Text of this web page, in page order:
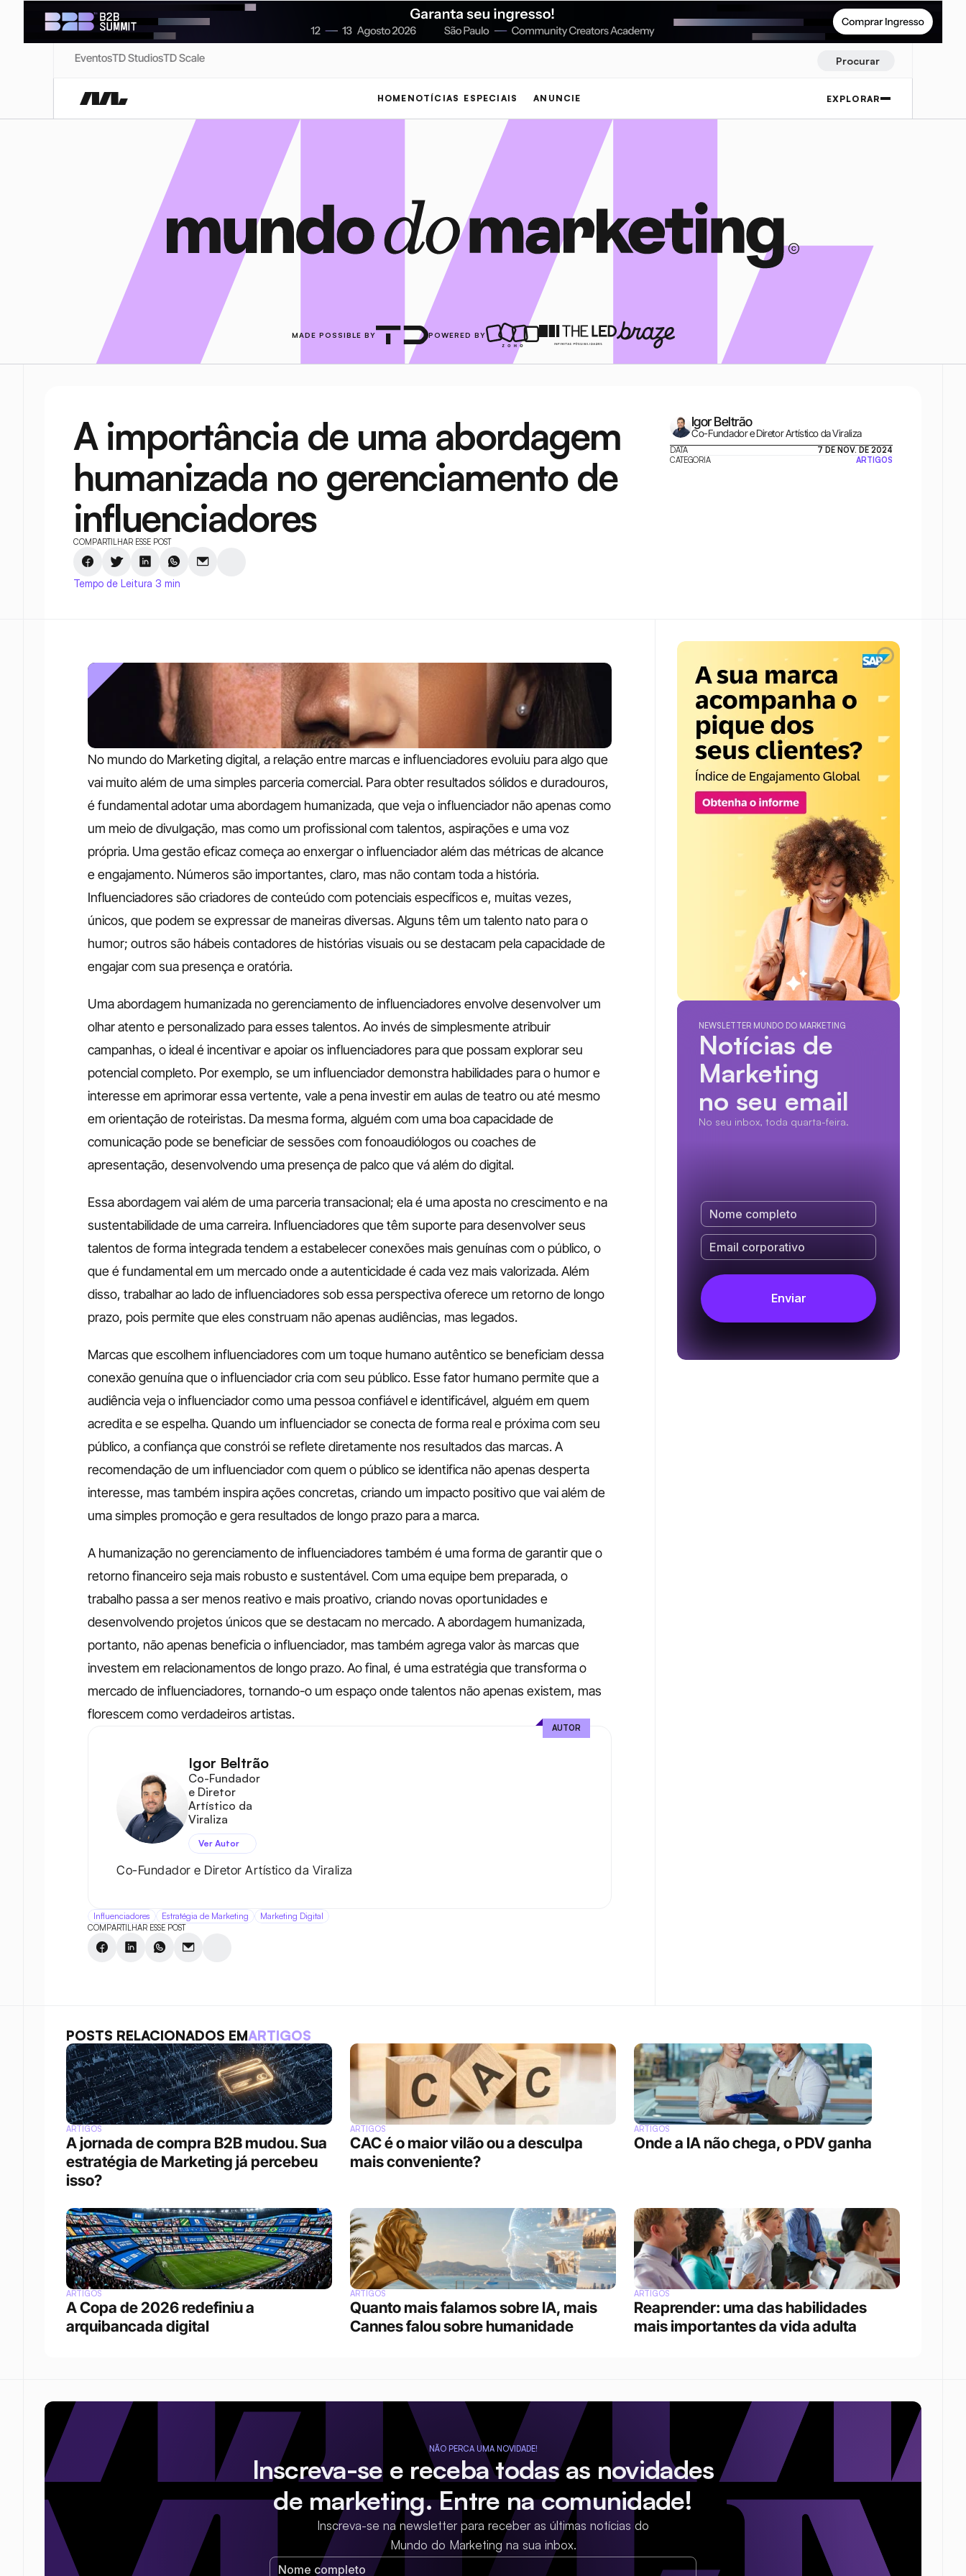
EventosTD StudiosTD Scale Procurar
HOME NOTÍCIAS ESPECIAIS ANUNCIE EXPLORAR
MADE POSSIBLE BY POWERED BY
A importância de uma abordagem
humanizada no gerenciamento de
influenciadores
COMPARTILHAR ESSE POST
Tempo de Leitura 3 min
Igor Beltrão
Co-Fundador e Diretor Artístico da Viraliza
DATA
7 DE NOV. DE 2024
CATEGORIA
ARTIGOS
No mundo do Marketing digital, a relação entre marcas e influenciadores evoluiu para algo que
vai muito além de uma simples parceria comercial. Para obter resultados sólidos e duradouros,
é fundamental adotar uma abordagem humanizada, que veja o influenciador não apenas como
um meio de divulgação, mas como um profissional com talentos, aspirações e uma voz
própria. Uma gestão eficaz começa ao enxergar o influenciador além das métricas de alcance
e engajamento. Números são importantes, claro, mas não contam toda a história.
Influenciadores são criadores de conteúdo com potenciais específicos e, muitas vezes,
únicos, que podem se expressar de maneiras diversas. Alguns têm um talento nato para o
humor; outros são hábeis contadores de histórias visuais ou se destacam pela capacidade de
engajar com sua presença e oratória.
Uma abordagem humanizada no gerenciamento de influenciadores envolve desenvolver um
olhar atento e personalizado para esses talentos. Ao invés de simplesmente atribuir
campanhas, o ideal é incentivar e apoiar os influenciadores para que possam explorar seu
potencial completo. Por exemplo, se um influenciador demonstra habilidades para o humor e
interesse em aprimorar essa vertente, vale a pena investir em aulas de teatro ou até mesmo
em orientação de roteiristas. Da mesma forma, alguém com uma boa capacidade de
comunicação pode se beneficiar de sessões com fonoaudiólogos ou coaches de
apresentação, desenvolvendo uma presença de palco que vá além do digital.
Essa abordagem vai além de uma parceria transacional; ela é uma aposta no crescimento e na
sustentabilidade de uma carreira. Influenciadores que têm suporte para desenvolver seus
talentos de forma integrada tendem a estabelecer conexões mais genuínas com o público, o
que é fundamental em um mercado onde a autenticidade é cada vez mais valorizada. Além
disso, trabalhar ao lado de influenciadores sob essa perspectiva oferece um retorno de longo
prazo, pois permite que eles construam não apenas audiências, mas legados.
Marcas que escolhem influenciadores com um toque humano autêntico se beneficiam dessa
conexão genuína que o influenciador cria com seu público. Esse fator humano permite que a
audiência veja o influenciador como uma pessoa confiável e identificável, alguém em quem
acredita e se espelha. Quando um influenciador se conecta de forma real e próxima com seu
público, a confiança que constrói se reflete diretamente nos resultados das marcas. A
recomendação de um influenciador com quem o público se identifica não apenas desperta
interesse, mas também inspira ações concretas, criando um impacto positivo que vai além de
uma simples promoção e gera resultados de longo prazo para a marca.
A humanização no gerenciamento de influenciadores também é uma forma de garantir que o
retorno financeiro seja mais robusto e sustentável. Com uma equipe bem preparada, o
trabalho passa a ser menos reativo e mais proativo, criando novas oportunidades e
desenvolvendo projetos únicos que se destacam no mercado. A abordagem humanizada,
portanto, não apenas beneficia o influenciador, mas também agrega valor às marcas que
investem em relacionamentos de longo prazo. Ao final, é uma estratégia que transforma o
mercado de influenciadores, tornando-o um espaço onde talentos não apenas existem, mas
florescem como verdadeiros artistas.
Influenciadores Estratégia de Marketing Marketing Digital
COMPARTILHAR ESSE POST
Igor Beltrão
Co-Fundador
e Diretor
Artístico da
Viraliza
Ver Autor
Co-Fundador e Diretor Artístico da Viraliza
AUTOR
NEWSLETTER MUNDO DO MARKETING
Notícias de
Marketing
no seu email
No seu inbox, toda quarta-feira.
POSTS RELACIONADOS EMARTIGOS
ARTIGOS
A jornada de compra B2B mudou. Sua
estratégia de Marketing já percebeu
isso?
ARTIGOS
CAC é o maior vilão ou a desculpa
mais conveniente?
ARTIGOS
Onde a IA não chega, o PDV ganha
ARTIGOS
A Copa de 2026 redefiniu a
arquibancada digital
ARTIGOS
Quanto mais falamos sobre IA, mais
Cannes falou sobre humanidade
ARTIGOS
Reaprender: uma das habilidades
mais importantes da vida adulta
NÃO PERCA UMA NOVIDADE!
Inscreva-se e receba todas as novidades
de marketing. Entre na comunidade!
Inscreva-se na newsletter para receber as últimas notícias do
Mundo do Marketing na sua inbox.